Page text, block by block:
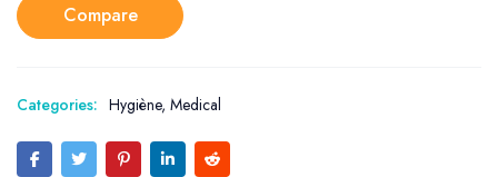
Compare
Categories: Hygiène, Medical